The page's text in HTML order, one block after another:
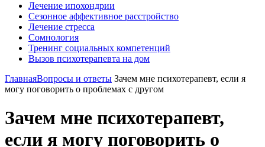
Лечение ипохондрии
Сезонное аффективное расстройство
Лечение стресса
Сомнология
Тренинг социальных компетенций
Вызов психотерапевта на дом
ГлавнаяВопросы и ответы Зачем мне психотерапевт, если я
могу поговорить о проблемах с другом
Зачем мне психотерапевт,
если я могу поговорить о